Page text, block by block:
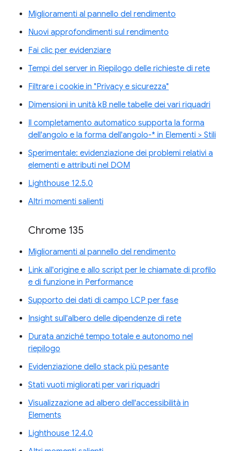
Miglioramenti al pannello del rendimento
Nuovi approfondimenti sul rendimento
Fai clic per evidenziare
Tempi del server in Riepilogo delle richieste di rete
Filtrare i cookie in "Privacy e sicurezza"
Dimensioni in unità kB nelle tabelle dei vari riquadri
Il completamento automatico supporta la forma
dell'angolo e la forma dell'angolo-* in Elementi > Stili
Sperimentale: evidenziazione dei problemi relativi a
elementi e attributi nel DOM
Lighthouse 12.5.0
Altri momenti salienti
Chrome 135
Miglioramenti al pannello del rendimento
Link all'origine e allo script per le chiamate di profilo
e di funzione in Performance
Supporto dei dati di campo LCP per fase
Insight sull'albero delle dipendenze di rete
Durata anziché tempo totale e autonomo nel
riepilogo
Evidenziazione dello stack più pesante
Stati vuoti migliorati per vari riquadri
Visualizzazione ad albero dell'accessibilità in
Elements
Lighthouse 12.4.0